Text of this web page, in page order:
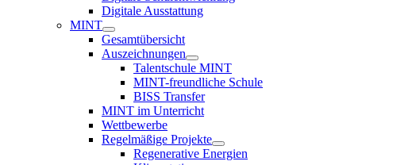
Digitale Ausstattung
MINT
Gesamtübersicht
Auszeichnungen
Talentschule MINT
MINT-freundliche Schule
BISS Transfer
MINT im Unterricht
Wettbewerbe
Regelmäßige Projekte
Regenerative Energien